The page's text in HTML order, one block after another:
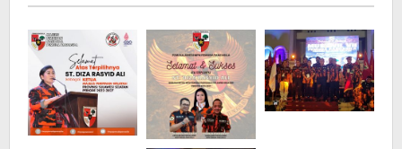
Ali
di
Monumen
Mandala
Makassar